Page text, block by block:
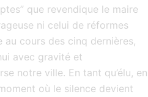
que revendique le maire
ni celui de réformes
au cours des cinq dernières,
avec gravité et
notre ville. En tant qu’élu, en
où le silence devient